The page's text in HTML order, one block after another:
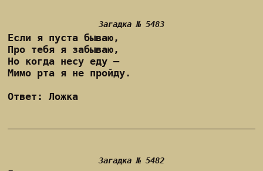
Загадка № 5483
Если я пуста бываю,
Про тебя я забываю,
Но когда несу еду –
Мимо рта я не пройду.
Ответ: Ложка
Загадка № 5482